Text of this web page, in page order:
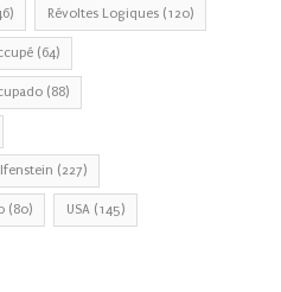
Révoltes Logiques (120)
(64)
(88)
(227)
(80) USA (145)